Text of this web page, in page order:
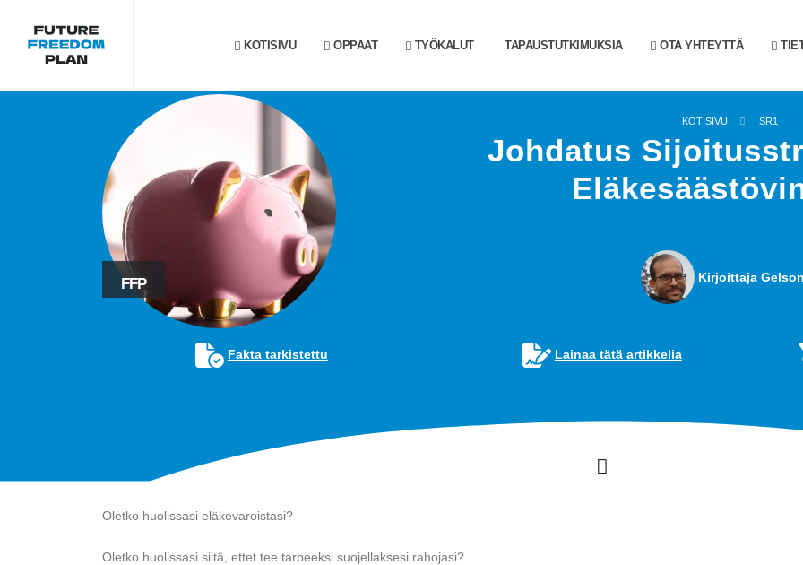
KOTISIVU OPPAAT TYÖKALUT TAPAUSTUTKIMUKSIA OTA YHTEYTTÄ
FFP
KOTISIVU SR1
Johdatus
Kirjoittaja
Fakta tarkistettu Lainaa tätä artikkelia
Oletko huolissasi eläkevaroistasi?
Oletko huolissasi siitä, ettet tee tarpeeksi suojellaksesi rahojasi?